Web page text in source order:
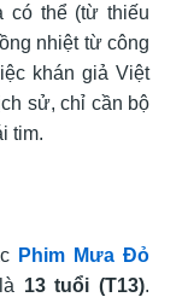
có thể (từ thiếu
nhiệt từ công
khán giả Việt
sử, chỉ cần bộ
tim.
Phim Mưa Đỏ
là 13 tuổi (T13).